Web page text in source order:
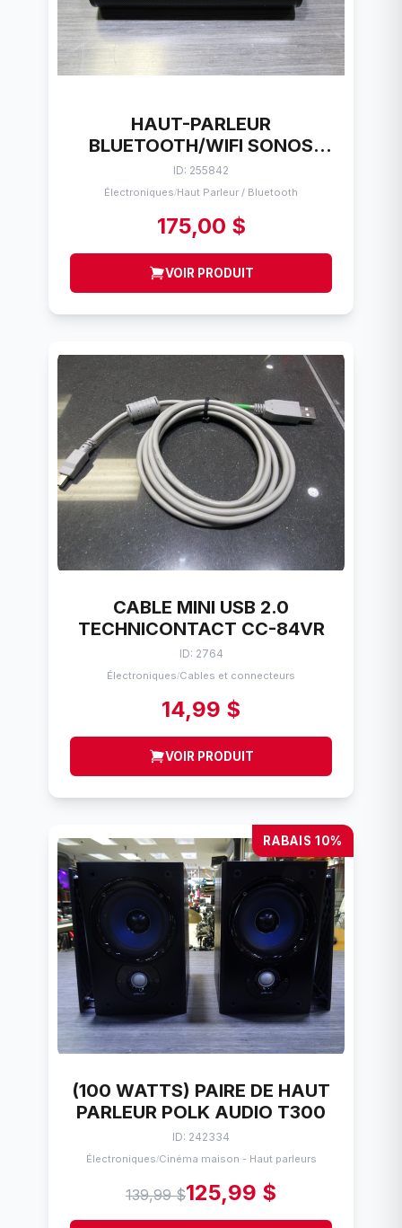
HAUT-PARLEUR
BLUETOOTH/WIFI SONOS
ROAM SL (S27)
ID: 255842
Électroniques/Haut Parleur / Bluetooth
175,00 $
VOIR PRODUIT
CABLE MINI USB 2.0
TECHNICONTACT CC-84VR
ID: 2764
Électroniques/Cables et connecteurs
14,99 $
VOIR PRODUIT
RABAIS 10%
(100 WATTS) PAIRE DE HAUT
PARLEUR POLK AUDIO T300
ID: 242334
Électroniques/Cinéma maison - Haut parleurs
139,99 $125,99 $